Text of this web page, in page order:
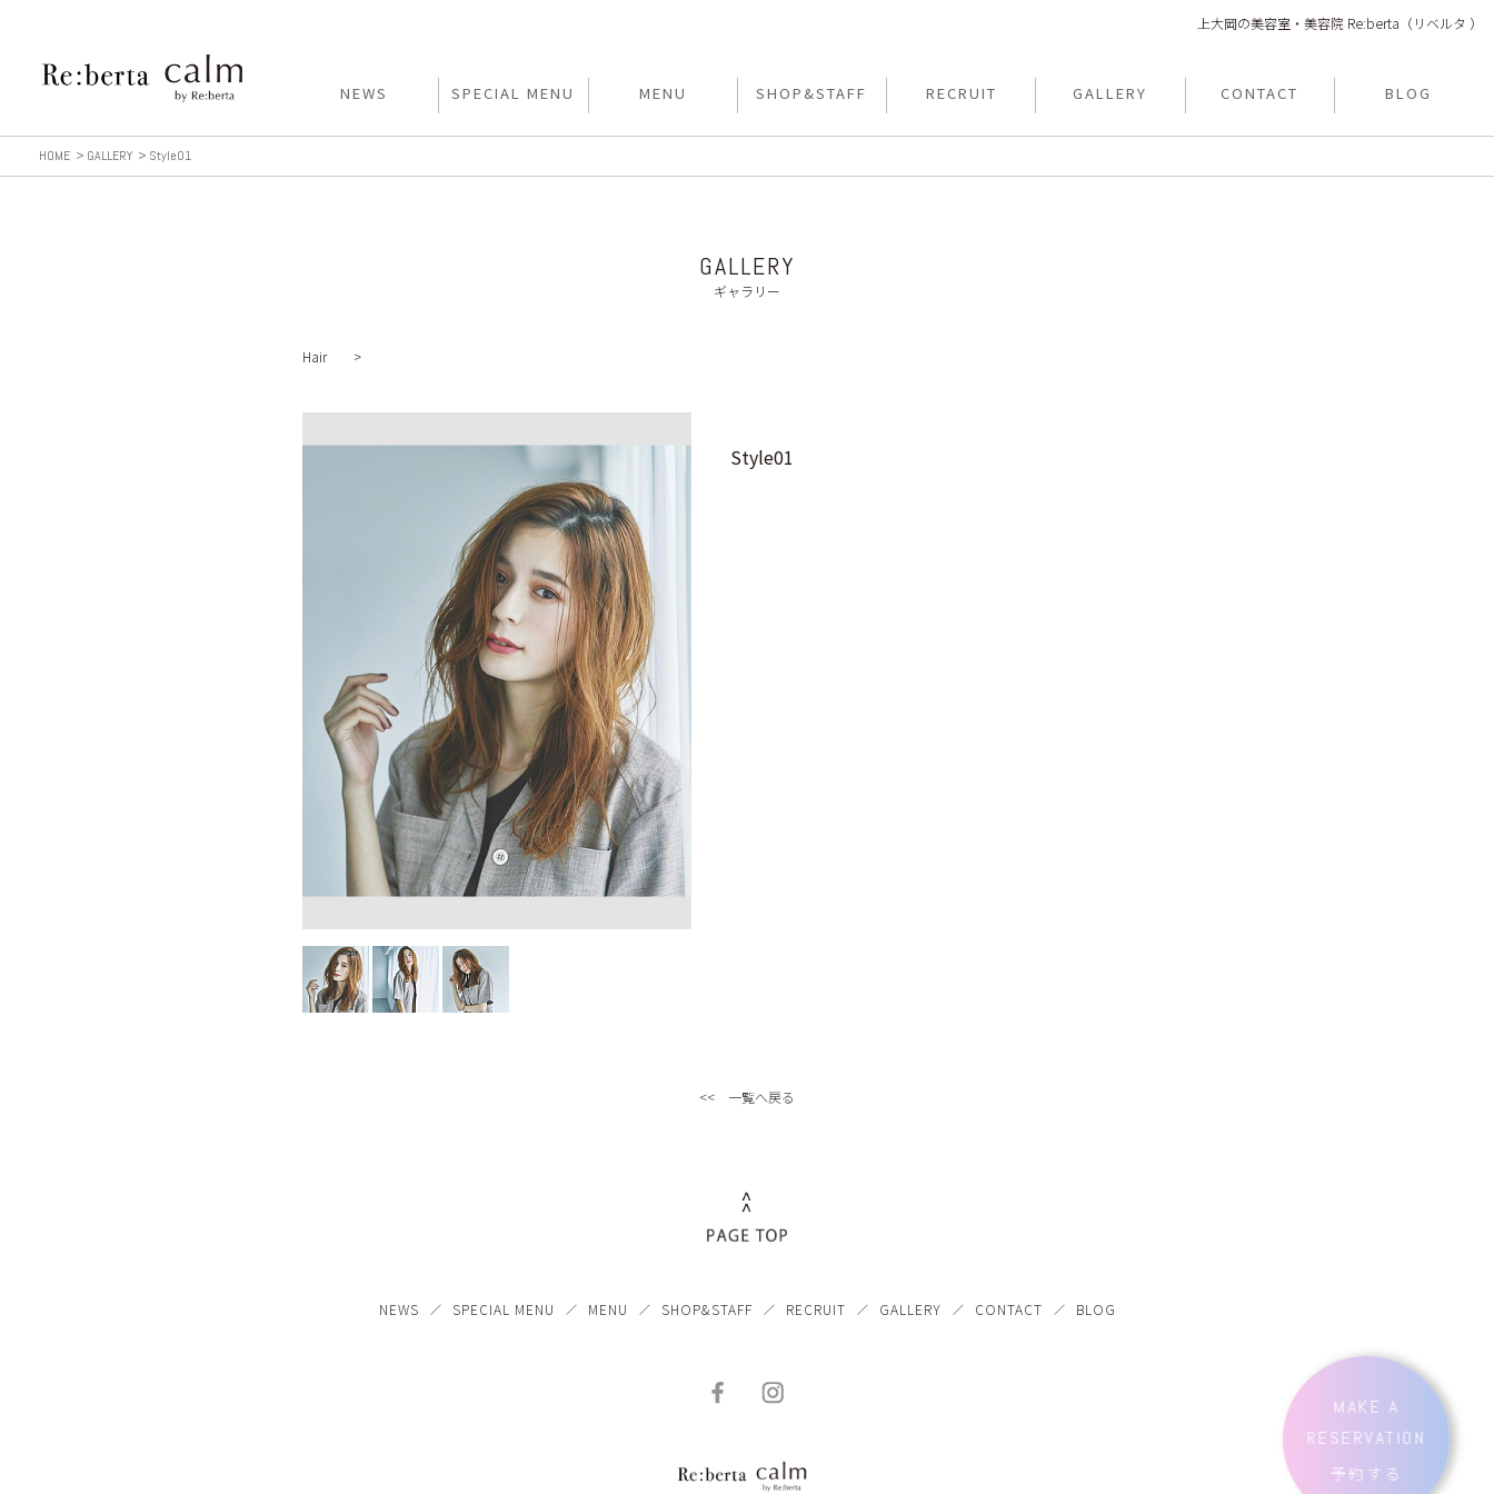
上大岡の美容室・美容院 Re:berta（リベルタ ）
NEWS SPECIAL MENU MENU SHOP&STAFF RECRUIT GALLERY CONTACT BLOG
HOME GALLERY Style01
GALLERY
ギャラリー
Hair >
Style01
<< 一覧へ戻る
NEWS SPECIAL MENU MENU SHOP&STAFF RECRUIT GALLERY CONTACT BLOG
MAKE A
RESERVATION
予約する